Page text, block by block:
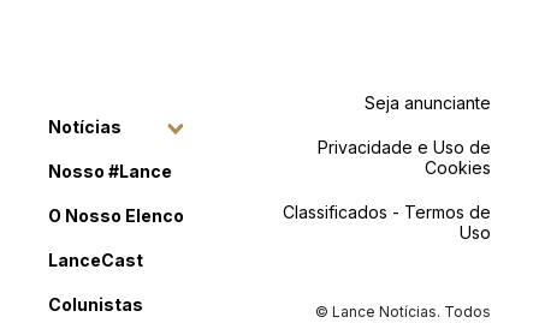
Notícias
Nosso #Lance
O Nosso Elenco
LanceCast
Colunistas
Seja anunciante
Privacidade e Uso de
Cookies
Classificados - Termos de
Uso
© Lance Notícias. Todos